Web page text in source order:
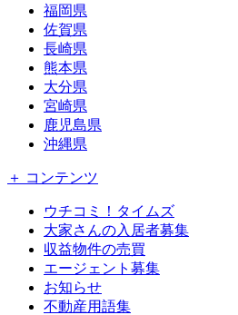
福岡県
佐賀県
長崎県
熊本県
大分県
宮崎県
鹿児島県
沖縄県
＋ コンテンツ
ウチコミ！タイムズ
大家さんの入居者募集
収益物件の売買
エージェント募集
お知らせ
不動産用語集